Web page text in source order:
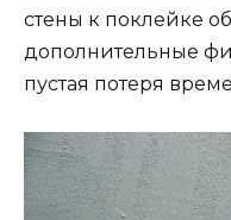
стены к поклейке
дополнительные
пустая потеря